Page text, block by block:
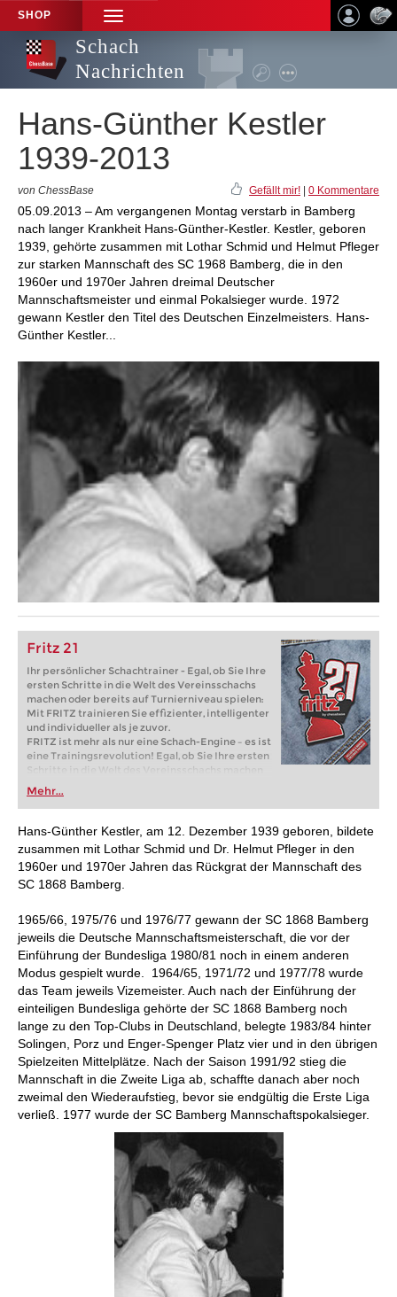
SHOP
TOGGLE
NAVIGATION
Schach
Nachrichten
Hans-Günther Kestler
1939-2013
von ChessBase Gefällt mir! 0 Kommentare
05.09.2013 – Am vergangenen Montag verstarb in Bamberg
nach langer Krankheit Hans-Günther-Kestler. Kestler, geboren
1939, gehörte zusammen mit Lothar Schmid und Helmut Pfleger
zur starken Mannschaft des SC 1968 Bamberg, die in den
1960er und 1970er Jahren dreimal Deutscher
Mannschaftsmeister und einmal Pokalsieger wurde. 1972
gewann Kestler den Titel des Deutschen Einzelmeisters. Hans-
Günther Kestler...
Fritz 21
Ihr persönlicher Schachtrainer - Egal, ob Sie Ihre
ersten Schritte in die Welt des Vereinsschachs
machen oder bereits auf Turnierniveau spielen:
Mit FRITZ trainieren Sie effizienter, intelligenter
und individueller als je zuvor.
FRITZ ist mehr als nur eine Schach-Engine – es ist
eine Trainingsrevolution! Egal, ob Sie Ihre ersten
Schritte in die Welt des Vereinsschachs machen
oder bereits auf Turnierniveau spielen: Mit
FRITZ trainieren Sie effizienter, intelligenter und
individueller als je zuvor.
Mehr...
Hans-Günther Kestler, am 12. Dezember 1939 geboren, bildete
zusammen mit Lothar Schmid und Dr. Helmut Pfleger in den
1960er und 1970er Jahren das Rückgrat der Mannschaft des
SC 1868 Bamberg.
1965/66, 1975/76 und 1976/77 gewann der SC 1868 Bamberg
jeweils die Deutsche Mannschaftsmeisterschaft, die vor der
Einführung der Bundesliga 1980/81 noch in einem anderen
Modus gespielt wurde. 1964/65, 1971/72 und 1977/78 wurde
das Team jeweils Vizemeister. Auch nach der Einführung der
einteiligen Bundesliga gehörte der SC 1868 Bamberg noch
lange zu den Top-Clubs in Deutschland, belegte 1983/84 hinter
Solingen, Porz und Enger-Spenger Platz vier und in den übrigen
Spielzeiten Mittelplätze. Nach der Saison 1991/92 stieg die
Mannschaft in die Zweite Liga ab, schaffte danach aber noch
zweimal den Wiederaufstieg, bevor sie endgültig die Erste Liga
verließ. 1977 wurde der SC Bamberg Mannschaftspokalsieger.